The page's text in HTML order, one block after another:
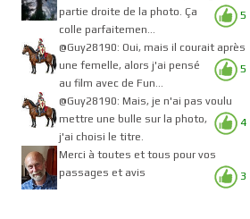
5
partie droite de la photo. Ça
colle parfaitemen...
5
@Guy28190: Oui, mais il courait après
une femelle, alors j'ai pensé
au film avec de Fun...
4
@Guy28190: Mais, je n'ai pas voulu
mettre une bulle sur la photo,
j'ai choisi le titre.
3
Merci à toutes et tous pour vos
passages et avis